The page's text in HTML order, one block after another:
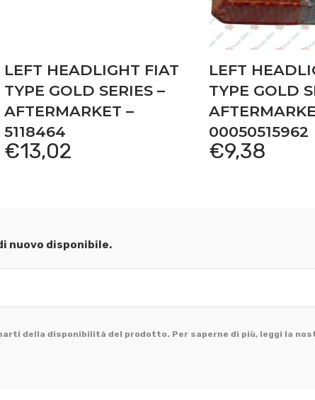
LEFT HEADLIGHT FIAT
TYPE GOLD SERIES –
AFTERMARKET –
5118464
€13,02
LEFT
TYPE GOLD
00050515962
€9,38
nuovo disponibile.
della disponibilità del prodotto. Per saperne di più, leggi la